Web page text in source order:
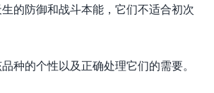
的防御和战斗本能，它们不适合初次
种的个性以及正确处理它们的需要。